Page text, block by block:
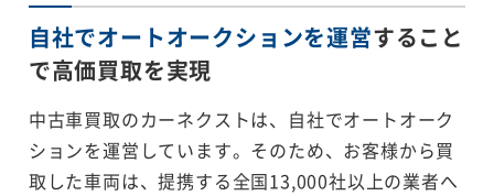
自社でオートオークションを運営すること
で高価買取を実現
中古車買取のカーネクストは、自社でオートオーク
ションを運営しています。そのため、お客様から買
取した車両は、提携する全国13,000社以上の業者へ